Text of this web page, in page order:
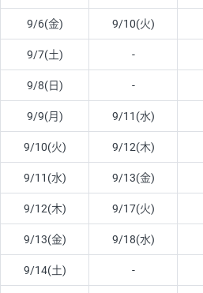
9/6(金) 9/10(火)
9/7(土) -
9/8(日) -
9/9(月) 9/11(水)
9/10(火) 9/12(木)
9/11(水) 9/13(金)
9/12(木) 9/17(火)
9/13(金) 9/18(水)
9/14(土) -